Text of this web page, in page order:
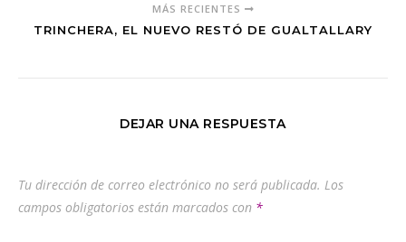
MÁS RECIENTES
TRINCHERA, EL NUEVO RESTÓ DE GUALTALLARY
DEJAR UNA RESPUESTA
Tu dirección de correo electrónico no será publicada. Los
campos obligatorios están marcados con *